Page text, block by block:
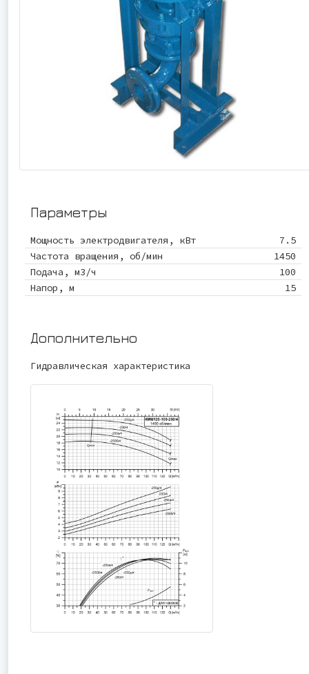
Параметры
Мощность электродвигателя, кВт
7.5
Частота вращения, об/мин
1450
Подача, м3/ч
100
Напор, м
15
Дополнительно
Гидравлическая характеристика